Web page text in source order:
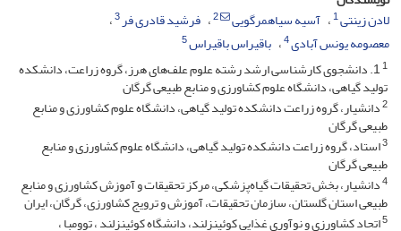
لادن زینتی1 آسیه سیاهمرگویی 2 فرشید قادری فر3
معصومه یونس آبادی4 باقیراس باقیراس5
1 1. دانشجوی کارشناسی ارشد رشته علوم علف‌های هرز، گروه زراعت، دانشکده
تولید گیاهی، دانشگاه علوم کشاورزی و منابع طبیعی گرگان
2دانشیار، گروه زراعت دانشکده تولید گیاهی، دانشگاه علوم کشاورزی و منابع
طبیعی گرگان
3استاد، گروه زراعت دانشکده تولید گیاهی، دانشگاه علوم کشاورزی و منابع
طبیعی گرگان
4دانشیار، بخش تحقیقات گیاه‌پزشکی، مرکز تحقیقات و آموزش کشاورزی و منابع
طبیعی استان گلستان، سازمان تحقیقات، آموزش و ترویج کشاورزی، گرگان، ایران
5اتحاد کشاورزی و نوآوری غذایی کوئینزلند، دانشگاه کوئینزلند ، توومبا ،